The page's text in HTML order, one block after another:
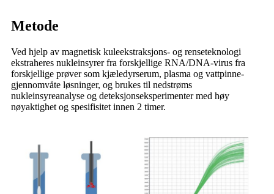
Metode
Ved hjelp av magnetisk kuleekstraksjons- og renseteknologi
ekstraheres nukleinsyrer fra forskjellige RNA/DNA-virus fra
forskjellige prøver som kjæledyrserum, plasma og vattpinne-
gjennomvåte løsninger, og brukes til nedstrøms
nukleinsyreanalyse og deteksjonseksperimenter med høy
nøyaktighet og spesifisitet innen 2 timer.